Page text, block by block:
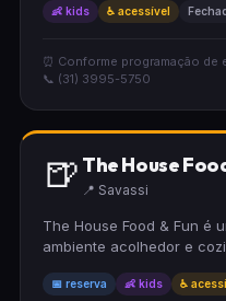
Palco de 187 m² e vão
👶 kids ♿ acessível
⏰ Conforme programação de
📞 (31) 3995-5750
🍺 The House
📍 Savassi
The House Food & Fun é
ambiente acolhedor e
espaço convida com
📅 reserva 👶 kids ♿